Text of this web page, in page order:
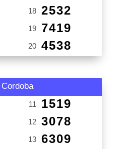
18 2532
19 7419
20 4538
Cordoba
11 1519
12 3078
13 6309